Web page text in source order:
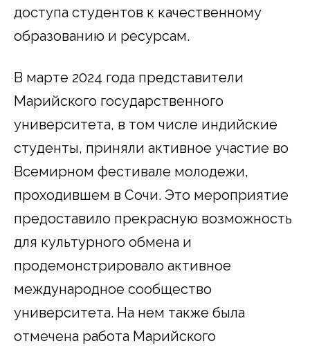
доступа студентов к качественному
образованию и ресурсам.
В марте 2024 года представители
Марийского государственного
университета, в том числе индийские
студенты, приняли активное участие во
Всемирном фестивале молодежи,
проходившем в Сочи. Это мероприятие
предоставило прекрасную возможность
для культурного обмена и
продемонстрировало активное
международное сообщество
университета. На нем также была
отмечена работа Марийского